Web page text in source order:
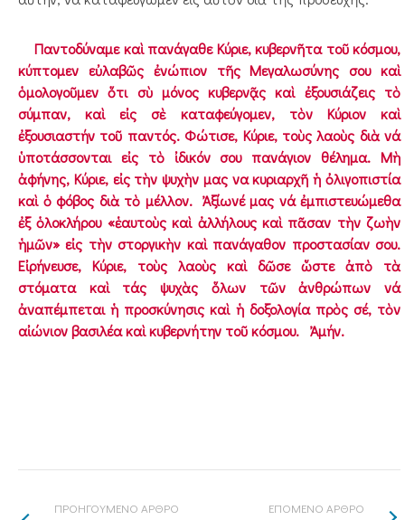
Παντοδύναμε καὶ πανάγαθε Κύριε, κυβερνῆτα τοῦ κόσμου,
κύπτομεν εὐλαβῶς ἐνώπιον τῆς Μεγαλωσύνης σου καὶ
ὁμολογοῦμεν ὅτι σὺ μόνος κυβερνᾷς καὶ ἐξουσιάζεις τὸ
σύμπαν, καὶ εἰς σὲ καταφεύγομεν, τὸν Κύριον καὶ
ἐξουσιαστήν τοῦ παντός. Φώτισε, Κύριε, τοὺς λαοὺς διὰ νά
ὑποτάσσονται εἰς τὸ ἰδικόν σου πανάγιον θέλημα. Μὴ
ἀφήνης, Κύριε, εἰς τὴν ψυχὴν μας να κυριαρχῆ ἡ ὀλιγοπιστία
καὶ ὁ φόβος διὰ τὸ μέλλον. Ἀξίωνέ μας νά ἐμπιστευώμεθα
ἐξ ὁλοκλήρου «ἑαυτοὺς καὶ ἀλλήλους καὶ πᾶσαν τὴν ζωὴν
ἡμῶν» εἰς τὴν στοργικὴν καὶ πανάγαθον προστασίαν σου.
Εἰρήνευσε, Κύριε, τοὺς λαοὺς καὶ δῶσε ὥστε ἀπὸ τὰ
στόματα καὶ τάς ψυχὰς ὅλων τῶν ἀνθρώπων νά
ἀναπέμπεται ἡ προσκύνησις καὶ ἡ δοξολογία πρὸς σέ, τὸν
αἰώνιον βασιλέα καὶ κυβερνήτην τοῦ κόσμου. Ἀμήν.
ΠΡΟΗΓΟΥΜΕΝΟ ΑΡΘΡΟ ΕΠΟΜΕΝΟ ΑΡΘΡΟ